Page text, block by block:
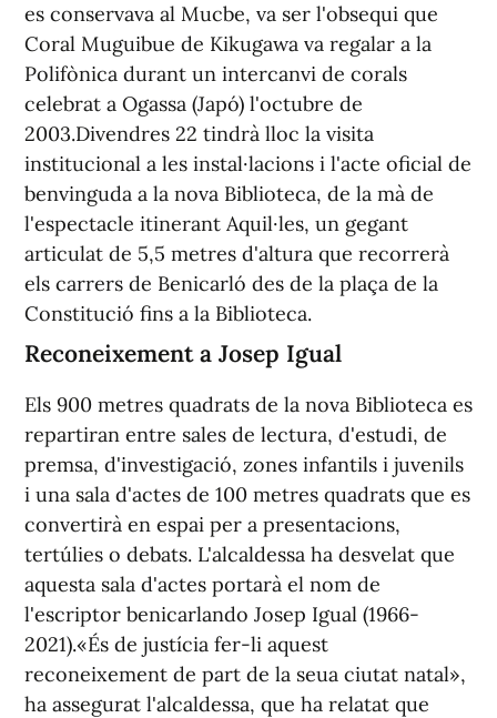
es conservava al Mucbe, va ser l'obsequi que
Coral Muguibue de Kikugawa va regalar a la
Polifònica durant un intercanvi de corals
celebrat a Ogassa (Japó) l'octubre de
2003.Divendres 22 tindrà lloc la visita
institucional a les instal·lacions i l'acte oficial de
benvinguda a la nova Biblioteca, de la mà de
l'espectacle itinerant Aquil·les, un gegant
articulat de 5,5 metres d'altura que recorrerà
els carrers de Benicarló des de la plaça de la
Constitució fins a la Biblioteca.
Reconeixement a Josep Igual
Els 900 metres quadrats de la nova Biblioteca es
repartiran entre sales de lectura, d'estudi, de
premsa, d'investigació, zones infantils i juvenils
i una sala d'actes de 100 metres quadrats que es
convertirà en espai per a presentacions,
tertúlies o debats. L'alcaldessa ha desvelat que
aquesta sala d'actes portarà el nom de
l'escriptor benicarlando Josep Igual (1966-
2021).«És de justícia fer-li aquest
reconeixement de part de la seua ciutat natal»,
ha assegurat l'alcaldessa, que ha relatat que